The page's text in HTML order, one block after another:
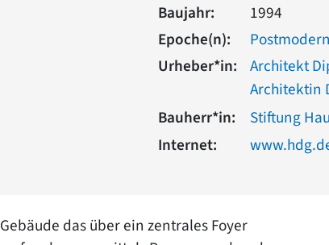
Baujahr:
1994
Epoche(n):
Urheber*in:
Architekt
Architektin
Bauherr*in:
Stiftung
Internet:
das über ein zentrales Foyer